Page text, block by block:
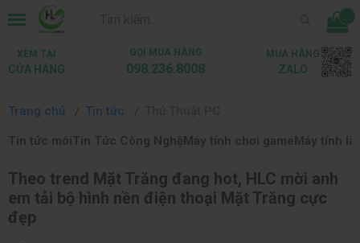
...
XEM TẠI
CỬA HÀNG
GỌI MUA HÀNG
098.236.8008
MUA HÀNG
ZALO
Trang chủ Tin tức
Tin tức mớiTin Tức Công NghệMáy tính chơi gameMáy tính
Theo trend Mặt Trăng đang hot, HLC mời anh
em tải bộ hình nền điện thoại Mặt Trăng cực
đẹp